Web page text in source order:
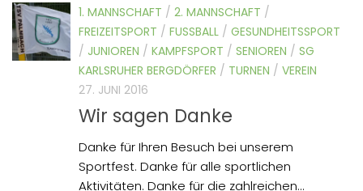
1. MANNSCHAFT / 2. MANNSCHAFT /
FREIZEITSPORT / FUSSBALL / GESUNDHEITSSPORT
/ JUNIOREN / KAMPFSPORT / SENIOREN / SG
KARLSRUHER BERGDÖRFER / TURNEN / VEREIN
27. JUNI 2016
Wir sagen Danke
Danke für Ihren Besuch bei unserem
Sportfest. Danke für alle sportlichen
Aktivitäten. Danke für die zahlreichen...